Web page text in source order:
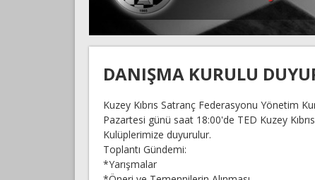
DANIŞMA KURULU
Kuzey Kıbrıs Satranç Federasyonu Yönetim
Pazartesi günü saat 18:00'de TED Kuzey
Kulüplerimize duyurulur.
Toplantı Gündemi:
*Yarışmalar